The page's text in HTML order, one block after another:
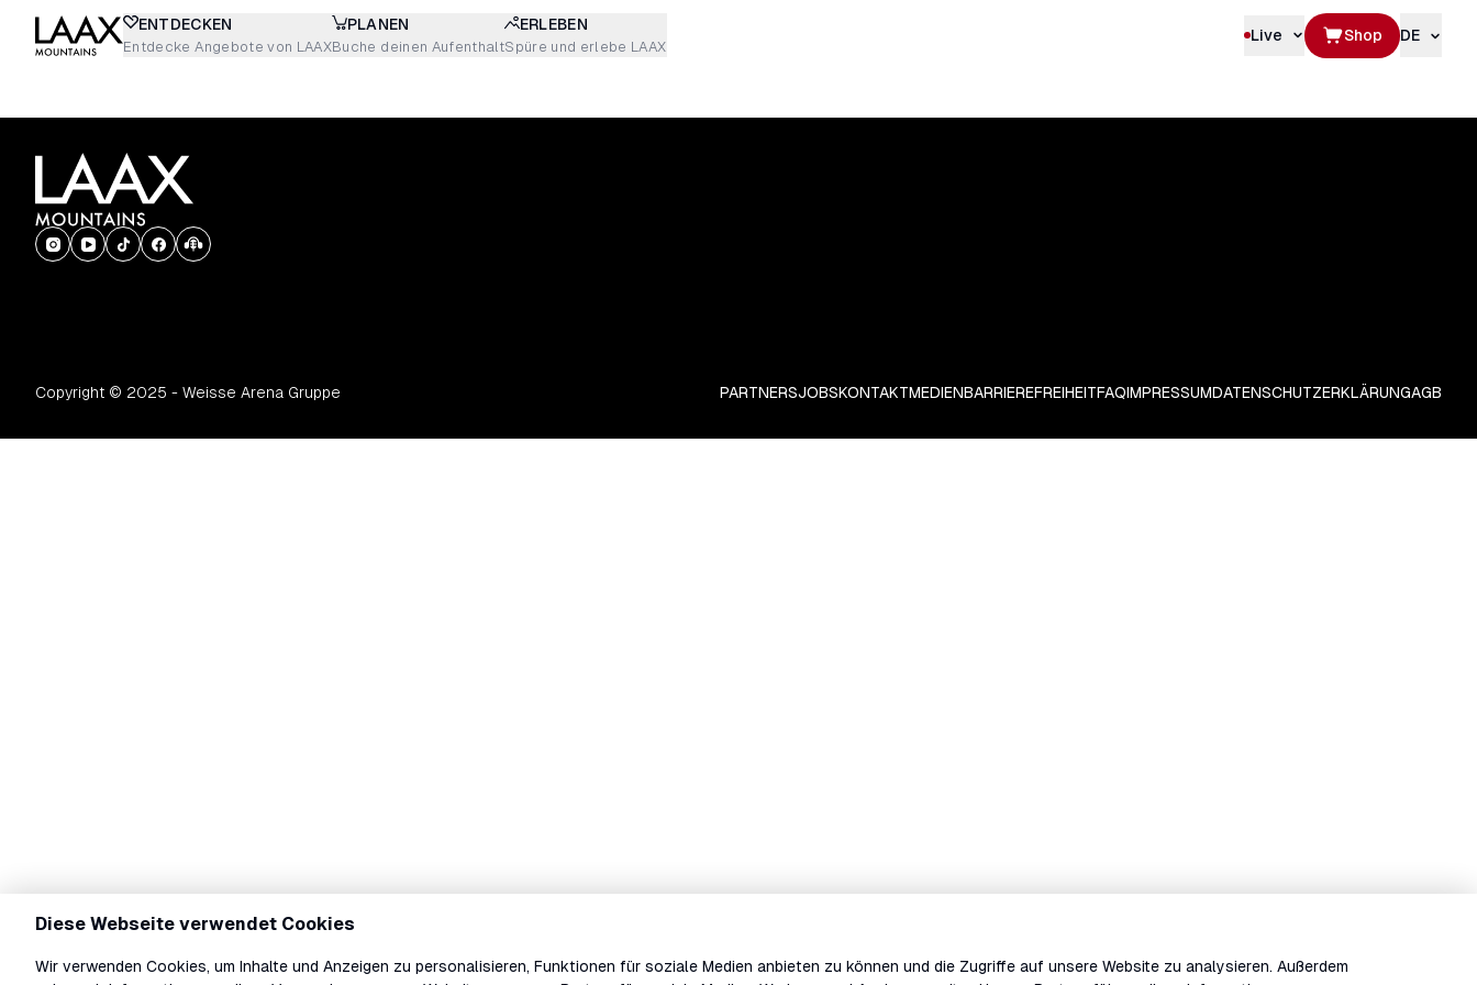
Diese Webseite verwendet Cookies
Wir verwenden Cookies, um Inhalte und Anzeigen zu personalisieren, Funktionen für soziale Medien anbieten zu können und die Zugriffe auf unsere Website zu analysieren. Außerdem
ENTDECKEN
Entdecke Angebote von LAAX
PLANEN
Buche deinen Aufenthalt
ERLEBEN
Spüre und erlebe LAAX
Live Shop DE
Copyright © 2025 - Weisse Arena Gruppe PARTNERSJOBSKONTAKTMEDIENBARRIEREFREIHEITFAQIMPRESSUMDATENSCHUTZERKLÄRUNGAGB